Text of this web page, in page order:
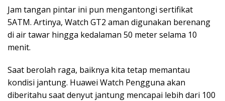
Jam tangan pintar ini pun mengantongi sertifikat
5ATM. Artinya, Watch GT2 aman digunakan berenang
di air tawar hingga kedalaman 50 meter selama 10
menit.
Saat berolah raga, baiknya kita tetap memantau
kondisi jantung. Huawei Watch Pengguna akan
diberitahu saat denyut jantung mencapai lebih dari 100